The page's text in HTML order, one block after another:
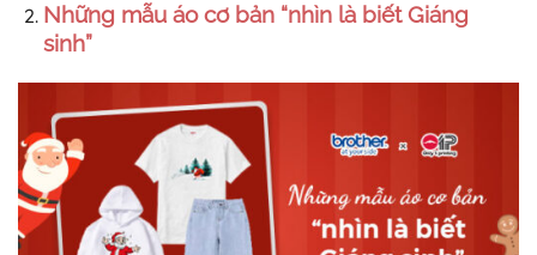
Những mẫu áo cơ bản “nhìn là biết Giáng
sinh”